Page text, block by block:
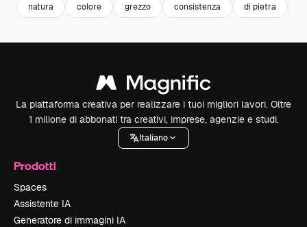
natura colore grezzo consistenza di pietra
La piattaforma creativa per realizzare i tuoi migliori lavori. Oltre
1 milione di abbonati tra creativi, imprese, agenzie e studi.
Italiano
Prodotti
Spaces
Assistente IA
Generatore di immagini IA